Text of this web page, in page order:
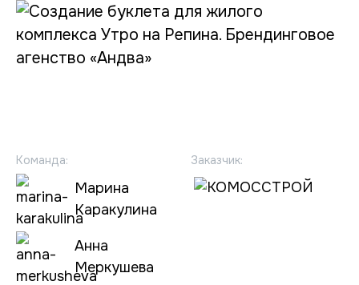
Команда:
Марина
Каракулина
Анна
Меркушева
Заказчик: